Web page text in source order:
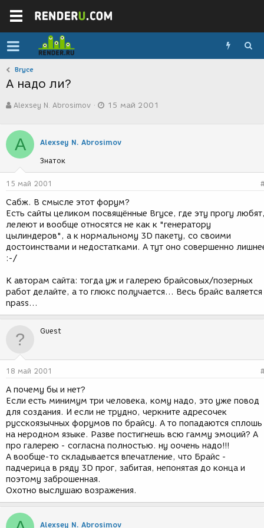
Bryce
А надо ли?
в
о
р
т
е
м
ы
Alexsey N. Abrosimov
а
с
д
и
я
15 май 2001
A Alexsey N. Abrosimov
Знаток
15 май 2001
Сабж. В смысле этот форум?
Есть сайты целиком посвящённые Bryce, где эту прогу
лелеют и вообще относятся не как к "генератору
цылиндеров", а к нормальному 3D пакету, со своими
достоинствами и недостатками. А тут оно совершенно
:-/
К авторам сайта: тогда уж и галерею брайсовых/позерных
работ делайте, а то глюкс получается... Весь брайс валяется
npass...
Guest
18 май 2001
А почему бы и нет?
Если есть минимум три человека, кому надо, это уже повод
для создания. И если не трудно, черкните адресочек
русскоязычных форумов по брайсу. А то попадаются сплошь
на неродном языке. Разве постигнешь всю гамму эмоций? А
про галерею - согласна полностью. ну оочень надо!!!
А вообще-то складывается впечатление, что Брайс -
падчерица в ряду 3D прог, забитая, непонятая до конца и
поэтому заброшенная.
Охотно выслушаю возражения.
Alexsey N. Abrosimov